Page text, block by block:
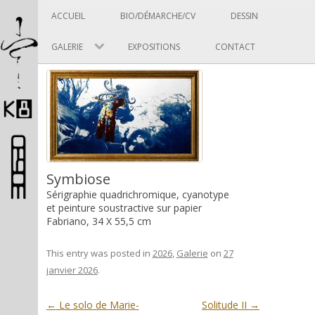
Pascal Picard
Artiste et designer
ACCUEIL BIO/DÉMARCHE/CV DESSIN
GALERIE EXPOSITIONS CONTACT
Symbiose
Sérigraphie quadrichromique, cyanotype
et peinture soustractive sur papier
Fabriano, 34 X 55,5 cm
This entry was posted in 2026, Galerie on 27
janvier 2026.
Post navigation
← Le solo de Marie-
Solitude II →